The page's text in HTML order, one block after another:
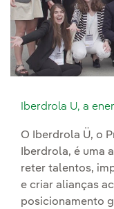
Iberdrola U, a
O Iberdrola Ü, o
Iberdrola, é uma
reter talentos,
e criar alianças
posicionamento